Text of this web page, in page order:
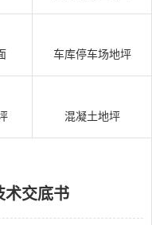
车库停车场地坪
混凝土地坪
术交底书